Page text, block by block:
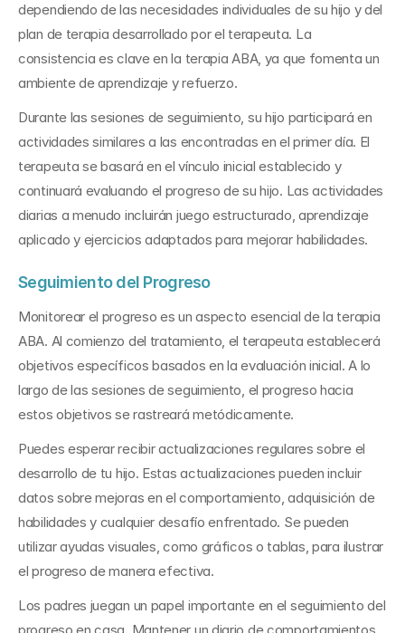
dependiendo de las necesidades individuales de su hijo y del
plan de terapia desarrollado por el terapeuta. La
consistencia es clave en la terapia ABA, ya que fomenta un
ambiente de aprendizaje y refuerzo.
Durante las sesiones de seguimiento, su hijo participará en
actividades similares a las encontradas en el primer día. El
terapeuta se basará en el vínculo inicial establecido y
continuará evaluando el progreso de su hijo. Las actividades
diarias a menudo incluirán juego estructurado, aprendizaje
aplicado y ejercicios adaptados para mejorar habilidades.
Seguimiento del Progreso
Monitorear el progreso es un aspecto esencial de la terapia
ABA. Al comienzo del tratamiento, el terapeuta establecerá
objetivos específicos basados en la evaluación inicial. A lo
largo de las sesiones de seguimiento, el progreso hacia
estos objetivos se rastreará metódicamente.
Puedes esperar recibir actualizaciones regulares sobre el
desarrollo de tu hijo. Estas actualizaciones pueden incluir
datos sobre mejoras en el comportamiento, adquisición de
habilidades y cualquier desafío enfrentado. Se pueden
utilizar ayudas visuales, como gráficos o tablas, para ilustrar
el progreso de manera efectiva.
Los padres juegan un papel importante en el seguimiento del